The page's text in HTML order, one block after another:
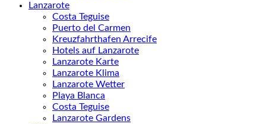
Lanzarote
Costa Teguise
Puerto del Carmen
Kreuzfahrthafen Arrecife
Hotels auf Lanzarote
Lanzarote Karte
Lanzarote Klima
Lanzarote Wetter
Playa Blanca
Costa Teguise
Lanzarote Gardens